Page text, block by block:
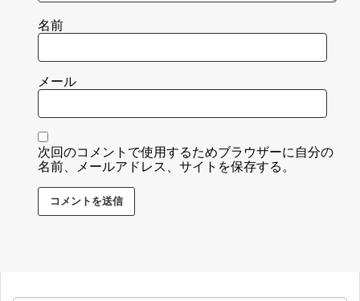
名前
メール
次回のコメントで使用するためブラウザーに自分の
名前、メールアドレス、サイトを保存する。